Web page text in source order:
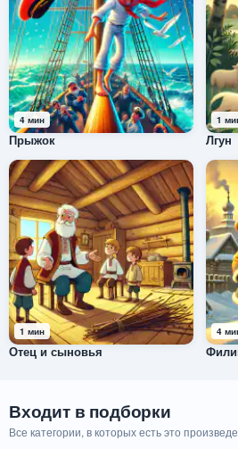
4 мин
Прыжок
1
Лгун
1 мин
Отец и сыновья
4
Входит в подборки
Все категории, в которых есть это